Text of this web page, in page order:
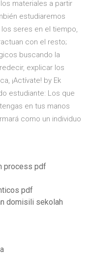
materiales a partir
estudiaremos
seres en el tiempo,
con el resto;
buscando la
explicar los
¡Actívate! by Ek
estudiante: Los que
en tus manos
como un individuo
process pdf
pdf
domisili sekolah